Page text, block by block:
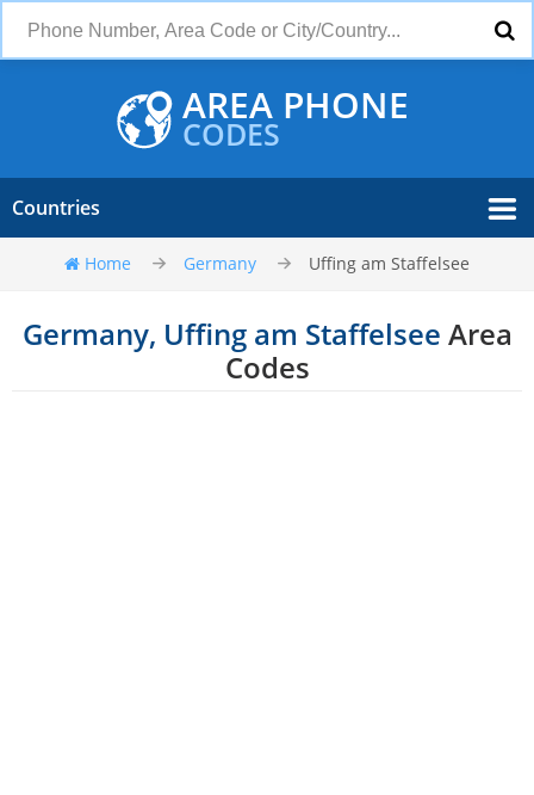
AREA PHONE
CODES
Countries
Home Germany Uffing am Staffelsee
Germany, Uffing am Staffelsee Area
Codes